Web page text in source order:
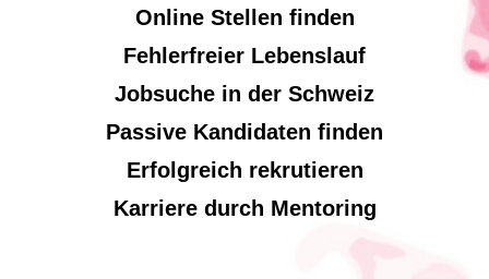
Online Stellen finden
Fehlerfreier Lebenslauf
Jobsuche in der Schweiz
Passive Kandidaten finden
Erfolgreich rekrutieren
Karriere durch Mentoring